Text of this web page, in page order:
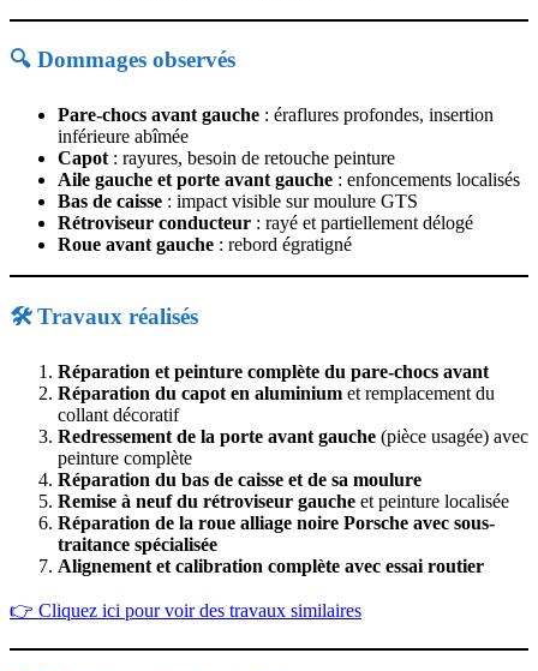
🔍 Dommages observés
Pare-chocs avant gauche : éraflures profondes, insertion
inférieure abîmée
Capot : rayures, besoin de retouche peinture
Aile gauche et porte avant gauche : enfoncements localisés
Bas de caisse : impact visible sur moulure GTS
Rétroviseur conducteur : rayé et partiellement délogé
Roue avant gauche : rebord égratigné
🛠️ Travaux réalisés
Réparation et peinture complète du pare-chocs avant
Réparation du capot en aluminium et remplacement du
collant décoratif
Redressement de la porte avant gauche (pièce usagée) avec
peinture complète
Réparation du bas de caisse et de sa moulure
Remise à neuf du rétroviseur gauche et peinture localisée
Réparation de la roue alliage noire Porsche avec sous-
traitance spécialisée
Alignement et calibration complète avec essai routier
👉 Cliquez ici pour voir des travaux similaires